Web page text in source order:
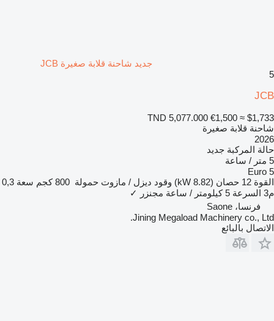
جديد شاحنة قلابة صغيرة JCB
5
JCB
TND 5,077.000 €1,500 ≈ $1,733
شاحنة قلابة صغيرة
2026
حالة المركبة جديد
5 متر / ساعة
Euro 5
القوة 12 حصان (8.82 kW) وقود ديزل / مازوت حمولة 800 كجم سعة 0,3
م3
السرعة 5 كيلومتر / ساعة مجنزر
✓
فرنسا، Saone
Jining Megaload Machinery co., Ltd.
الاتصال بالبائع